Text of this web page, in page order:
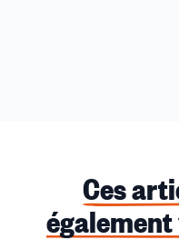
Ces